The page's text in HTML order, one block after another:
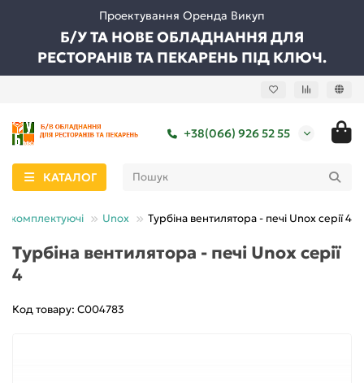
Проектування Оренда Викуп
Б/У ТА НОВЕ ОБЛАДНАННЯ ДЛЯ
РЕСТОРАНІВ ТА ПЕКАРЕНЬ ПІД КЛЮЧ.
+38(066) 926 52 55
КАТАЛОГ
комплектуючі Unox Турбіна вентилятора - печі Unox серії 4
Турбіна вентилятора - печі Unox серії
4
Код товару: C004783